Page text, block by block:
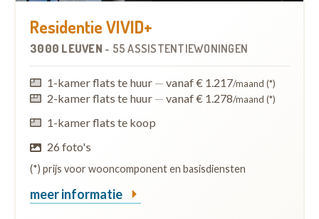
Residentie VIVID+
3000 LEUVEN - 55 ASSISTENTIEWONINGEN
1-kamer flats te huur — vanaf € 1.217/maand (*)
2-kamer flats te huur — vanaf € 1.278/maand (*)
1-kamer flats te koop
26 foto's
(*) prijs voor wooncomponent en basisdiensten
meer informatie